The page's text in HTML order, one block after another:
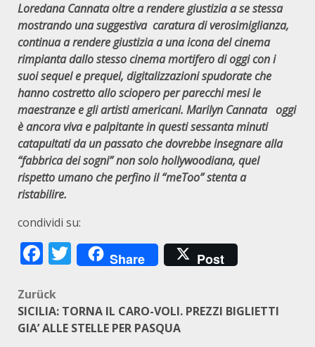
Loredana Cannata oltre a rendere giustizia a se stessa
mostrando una suggestiva caratura di verosimiglianza,
continua a rendere giustizia a una icona del cinema
rimpianta dallo stesso cinema mortifero di oggi con i
suoi sequel e prequel, digitalizzazioni spudorate che
hanno costretto allo sciopero per parecchi mesi le
maestranze e gli artisti americani. Marilyn Cannata oggi
è ancora viva e palpitante in questi sessanta minuti
catapultati da un passato che dovrebbe insegnare alla
“fabbrica dei sogni” non solo hollywoodiana, quel
rispetto umano che perfino il “meToo” stenta a
ristabilire.
condividi su:
Facebook
Twitter
Share Post
Beitragsnavigation
Zurück
SICILIA: TORNA IL CARO-VOLI. PREZZI BIGLIETTI
GIA’ ALLE STELLE PER PASQUA